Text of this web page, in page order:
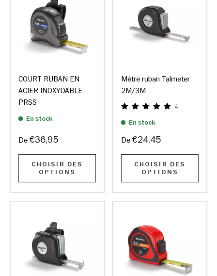
COURT RUBAN EN
ACIER INOXYDABLE
PRSS
En stock
De €36,95
CHOISIR DES
OPTIONS
Mètre ruban Talmeter
2M/3M
4
En stock
De €24,45
CHOISIR DES
OPTIONS